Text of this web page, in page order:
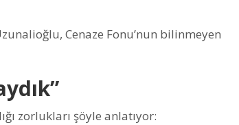
Cenaze Fonu’nun bilinmeyen
zorlukları şöyle anlatıyor: